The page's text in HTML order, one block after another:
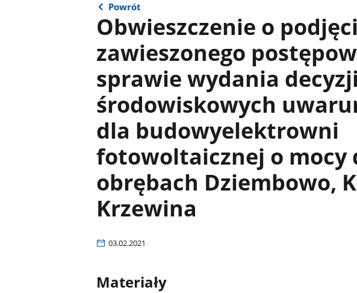
Powrót
Obwieszczenie o
zawieszonego
sprawie wydania
środowiskowych
dla budowyelektrowni
fotowoltaicznej o mocy
obrębach Dziembowo,
Krzewina
03.02.2021
Materiały